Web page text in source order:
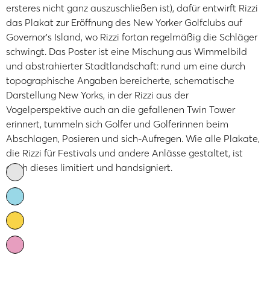
ersteres nicht ganz auszuschließen ist), dafür entwirft Rizzi
das Plakat zur Eröffnung des New Yorker Golfclubs auf
Governor’s Island, wo Rizzi fortan regelmäßig die Schläger
schwingt. Das Poster ist eine Mischung aus Wimmelbild
und abstrahierter Stadtlandschaft: rund um eine durch
topographische Angaben bereicherte, schematische
Darstellung New Yorks, in der Rizzi aus der
Vogelperspektive auch an die gefallenen Twin Tower
erinnert, tummeln sich Golfer und Golferinnen beim
Abschlagen, Posieren und sich-Aufregen. Wie alle Plakate,
die Rizzi für Festivals und andere Anlässe gestaltet, ist
auch dieses limitiert und handsigniert.